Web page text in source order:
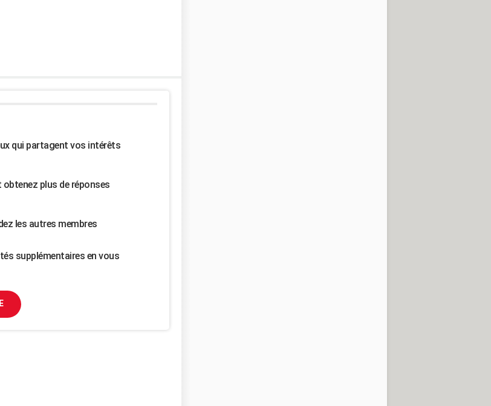
qui partagent vos intérêts
plus de réponses
les autres membres
supplémentaires en vous